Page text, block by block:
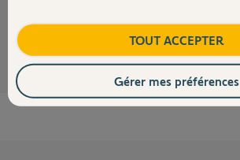
JACKY M. il y a environ 4 ans
TOUT ACCEPTER
Gérer mes préférences